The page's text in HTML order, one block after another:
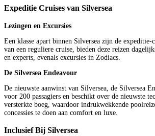
Expeditie Cruises van Silversea
Lezingen en Excursies
Een klasse apart binnen Silversea zijn de expeditie-
van een reguliere cruise, bieden deze reizen
en experts, evenals excursies in Zodiacs.
De Silversea Endeavour
De nieuwste aanwinst van Silversea, de Silversea
voor 200 passagiers en beschikt over de nieuwste
versterkte boeg, waardoor indrukwekkende
concessies te doen aan comfort en luxe.
Inclusief Bij Silversea